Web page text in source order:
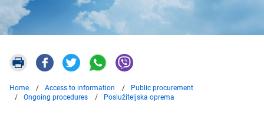
Home Access to information
Public procurement
Ongoing procedures
Poslužiteljska oprema